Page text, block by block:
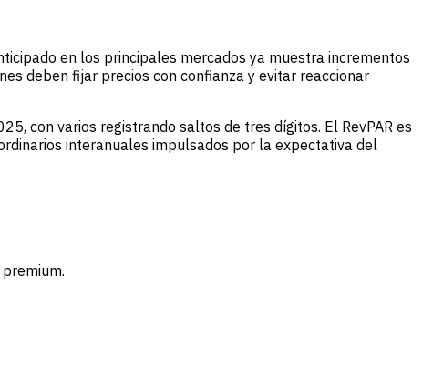
en los principales mercados ya muestra incrementos
deben fijar precios con confianza y evitar reaccionar
con varios registrando saltos de tres dígitos. El RevPAR es
interanuales impulsados por la expectativa del